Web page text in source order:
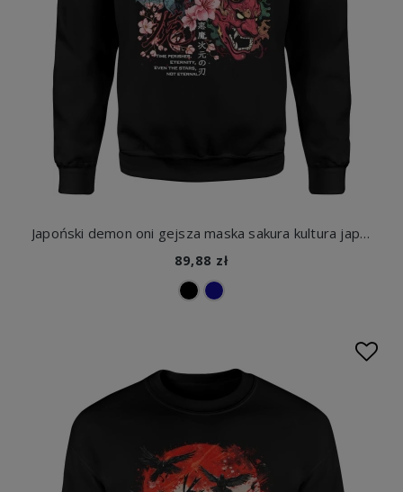
Japoński demon oni gejsza maska sakura kultura japonia samuraj klimat azjatycki styl artystyczny Męska bluza
89,88 zł